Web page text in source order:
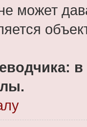
может